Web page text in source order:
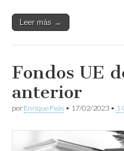
Leer más →
Fondos UE
anterior
por Enrique Feás • 17/02/2023 • 1